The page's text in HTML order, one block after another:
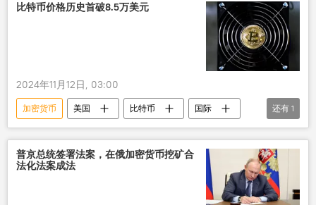
比特币价格历史首破8.5万美元
2024年11月12日, 03:00
加密货币 美国 比特币
国际
财经
还有 1
普京总统签署法案，在俄加密货币挖矿合
法化法案成法